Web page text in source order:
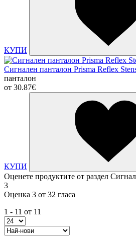
КУПИ
Сигнален панталон Prisma Reflex
панталон
от 30.87€
КУПИ
Оценете продуктите от раздел
3
Оценка 3 от 32 гласа
1 - 11 от 11